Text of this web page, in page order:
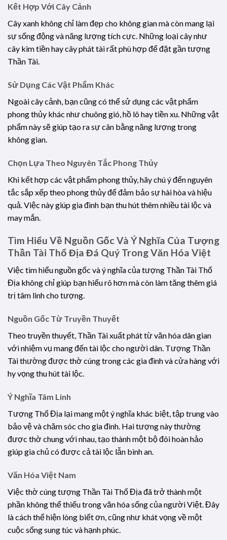
Kết Hợp Với Cây Cảnh
Cây xanh không chỉ làm đẹp cho không gian mà còn mang lại
sự sống động và năng lượng tích cực. Những loại cây như
cây kim tiền hay cây phát tài rất phù hợp để đặt gần tượng
Thần Tài.
Sử Dụng Các Vật Phẩm Khác
Ngoài cây cảnh, bạn cũng có thể sử dụng các vật phẩm
phong thủy khác như chuông gió, hồ lô hay tiền xu. Những vật
phẩm này sẽ giúp tạo ra sự cân bằng năng lượng trong
không gian.
Chọn Lựa Theo Nguyên Tắc Phong Thủy
Khi kết hợp các vật phẩm phong thủy, hãy chú ý đến nguyên
tắc sắp xếp theo phong thủy để đảm bảo sự hài hòa và hiệu
quả. Việc này giúp gia đình bạn thu hút thêm nhiều tài lộc và
may mắn.
Tìm Hiểu Về Nguồn Gốc Và Ý Nghĩa Của Tượng
Thần Tài Thổ Địa Đá Quý Trong Văn Hóa Việt
Việc tìm hiểu nguồn gốc và ý nghĩa của tượng Thần Tài Thổ
Địa không chỉ giúp bạn hiểu rõ hơn mà còn làm tăng thêm giá
trị tâm linh cho tượng.
Nguồn Gốc Từ Truyền Thuyết
Theo truyền thuyết, Thần Tài xuất phát từ văn hóa dân gian
với nhiệm vụ mang đến tài lộc cho người dân. Tượng Thần
Tài thường được thờ cúng trong các gia đình và cửa hàng với
hy vọng thu hút tài lộc.
Ý Nghĩa Tâm Linh
Tượng Thổ Địa lại mang một ý nghĩa khác biệt, tập trung vào
bảo vệ và chăm sóc cho gia đình. Hai tượng này thường
được thờ chung với nhau, tạo thành một bộ đôi hoàn hảo
giúp gia chủ có được cả tài lộc lẫn bình an.
Văn Hóa Việt Nam
Việc thờ cúng tượng Thần Tài Thổ Địa đã trở thành một
phần không thể thiếu trong văn hóa sống của người Việt. Đây
là cách thể hiện lòng biết ơn, cũng như khát vọng về một
cuộc sống sung túc và hạnh phúc.